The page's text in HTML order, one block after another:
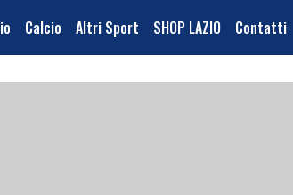
Calcio Altri Sport SHOP LAZIO Contatti